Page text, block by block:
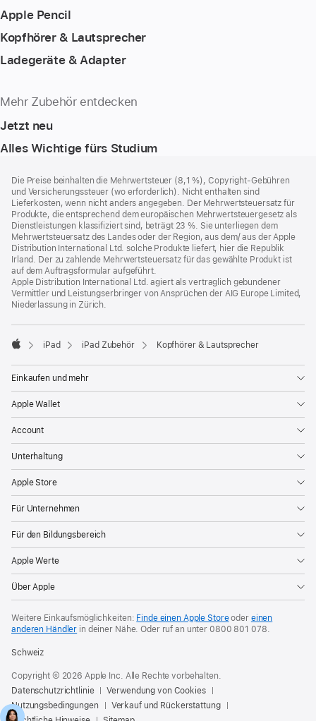
Apple Pencil
Kopfhörer & Lautsprecher
Ladegeräte & Adapter
Mehr Zubehör entdecken
Jetzt neu
Alles Wichtige fürs Studium
Die Preise beinhalten die Mehrwertsteuer (8,1 %), Copyright-Gebühren
und Versicherungssteuer (wo erforderlich). Nicht enthalten sind
Lieferkosten, wenn nicht anders angegeben. Der Mehrwertsteuersatz für
Produkte, die entsprechend dem europäischen Mehrwertsteuergesetz als
Dienstleistungen klassifiziert sind, beträgt 23 %. Sie unterliegen dem
Mehrwertsteuersatz des Landes oder der Region, aus dem/ aus der Apple
Distribution International Ltd. solche Produkte liefert, hier die Republik
Irland. Der zu zahlende Mehrwertsteuersatz für das gewählte Produkt ist
auf dem Auftragsformular aufgeführt.
Apple Distribution International Ltd. agiert als vertraglich gebundener
Vermittler und Leistungserbringer von Ansprüchen der AIG Europe Limited,
Niederlassung in Zürich.
iPad iPad Zubehör Kopfhörer & Lautsprecher
Einkaufen und mehr
Apple Wallet
Account
Unterhaltung
Apple Store
Für Unternehmen
Für den Bildungsbereich
Apple Werte
Über Apple
Weitere Einkaufsmöglichkeiten: Finde einen Apple Storeoder einen
anderen Händler in deiner Nähe. Oder ruf an unter0800 801 078.
Schweiz
Copyright © 2026 Apple Inc. Alle Rechte vorbehalten.
Datenschutzrichtlinie
Verwendung von Cookies
Nutzungsbedingungen
Verkauf und Rückerstattung